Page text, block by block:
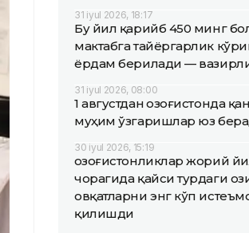
31 iyul 2026, 18:17
Бу йил қарийб 450 минг
мактабга тайёргарлик
ёрдам берилади —
31 iyul 2026, 08:00
1 августдан Қозоғистонда
муҳим ўзгаришлар юз
30 iyul 2026, 15:19
Қозоғистонликлар жорий
чорагида қайси турдаги
овқатларни энг кўп
қилишди